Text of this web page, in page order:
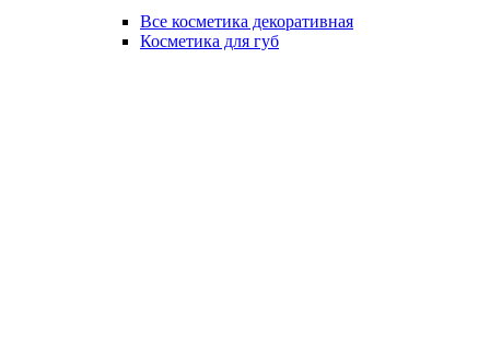
Все косметика декоративная
Косметика для губ